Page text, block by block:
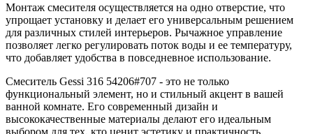
Монтаж смесителя осуществляется на одно отверстие, что
упрощает установку и делает его универсальным решением
для различных стилей интерьеров. Рычажное управление
позволяет легко регулировать поток воды и ее температуру,
что добавляет удобства в повседневное использование.
Смеситель Gessi 316 54206#707 - это не только
функциональный элемент, но и стильный акцент в вашей
ванной комнате. Его современный дизайн и
высококачественные материалы делают его идеальным
выбором для тех, кто ценит эстетику и практичность.